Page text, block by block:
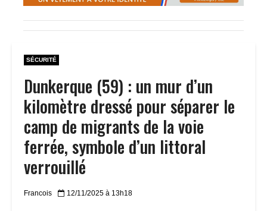
SÉCURITÉ
Dunkerque (59) : un mur d’un
kilomètre dressé pour séparer le
camp de migrants de la voie
ferrée, symbole d’un littoral
verrouillé
Francois 12/11/2025 à 13h18